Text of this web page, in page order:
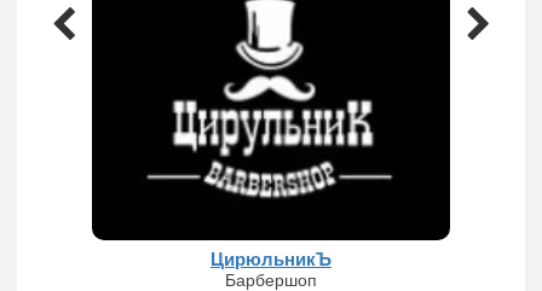
ЦирюльникЪ
Барбершоп